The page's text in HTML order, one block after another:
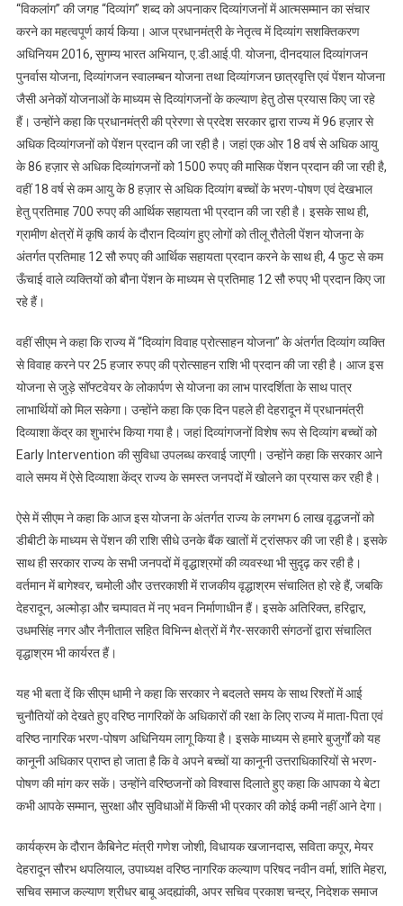
“विकलांग” की जगह “दिव्यांग” शब्द को अपनाकर दिव्यांगजनों में आत्मसम्मान का संचार
करने का महत्वपूर्ण कार्य किया। आज प्रधानमंत्री के नेतृत्व में दिव्यांग सशक्तिकरण
अधिनियम 2016, सुगम्य भारत अभियान, ए.डी.आई.पी. योजना, दीनदयाल दिव्यांगजन
पुनर्वास योजना, दिव्यांगजन स्वालम्बन योजना तथा दिव्यांगजन छात्रवृत्ति एवं पेंशन योजना
जैसी अनेकों योजनाओं के माध्यम से दिव्यांगजनों के कल्याण हेतु ठोस प्रयास किए जा रहे
हैं। उन्होंने कहा कि प्रधानमंत्री की प्रेरणा से प्रदेश सरकार द्वारा राज्य में 96 हज़ार से
अधिक दिव्यांगजनों को पेंशन प्रदान की जा रही है। जहां एक ओर 18 वर्ष से अधिक आयु
के 86 हज़ार से अधिक दिव्यांगजनों को 1500 रुपए की मासिक पेंशन प्रदान की जा रही है,
वहीं 18 वर्ष से कम आयु के 8 हज़ार से अधिक दिव्यांग बच्चों के भरण-पोषण एवं देखभाल
हेतु प्रतिमाह 700 रुपए की आर्थिक सहायता भी प्रदान की जा रही है। इसके साथ ही,
ग्रामीण क्षेत्रों में कृषि कार्य के दौरान दिव्यांग हुए लोगों को तीलू रौतेली पेंशन योजना के
अंतर्गत प्रतिमाह 12 सौ रुपए की आर्थिक सहायता प्रदान करने के साथ ही, 4 फुट से कम
ऊँचाई वाले व्यक्तियों को बौना पेंशन के माध्यम से प्रतिमाह 12 सौ रुपए भी प्रदान किए जा
रहे हैं।
वहीं सीएम ने कहा कि राज्य में “दिव्यांग विवाह प्रोत्साहन योजना” के अंतर्गत दिव्यांग व्यक्ति
से विवाह करने पर 25 हजार रुपए की प्रोत्साहन राशि भी प्रदान की जा रही है। आज इस
योजना से जुड़े सॉफ्टवेयर के लोकार्पण से योजना का लाभ पारदर्शिता के साथ पात्र
लाभार्थियों को मिल सकेगा। उन्होंने कहा कि एक दिन पहले ही देहरादून में प्रधानमंत्री
दिव्याशा केंद्र का शुभारंभ किया गया है। जहां दिव्यांगजनों विशेष रूप से दिव्यांग बच्चों को
Early Intervention की सुविधा उपलब्ध करवाई जाएगी। उन्होंने कहा कि सरकार आने
वाले समय में ऐसे दिव्याशा केंद्र राज्य के समस्त जनपदों में खोलने का प्रयास कर रही है।
ऐसे में सीएम ने कहा कि आज इस योजना के अंतर्गत राज्य के लगभग 6 लाख वृद्धजनों को
डीबीटी के माध्यम से पेंशन की राशि सीधे उनके बैंक खातों में ट्रांसफर की जा रही है। इसके
साथ ही सरकार राज्य के सभी जनपदों में वृद्धाश्रमों की व्यवस्था भी सुदृढ़ कर रही है।
वर्तमान में बागेश्वर, चमोली और उत्तरकाशी में राजकीय वृद्धाश्रम संचालित हो रहे हैं, जबकि
देहरादून, अल्मोड़ा और चम्पावत में नए भवन निर्माणाधीन हैं। इसके अतिरिक्त, हरिद्वार,
उधमसिंह नगर और नैनीताल सहित विभिन्न क्षेत्रों में गैर-सरकारी संगठनों द्वारा संचालित
वृद्धाश्रम भी कार्यरत हैं।
यह भी बता दें कि सीएम धामी ने कहा कि सरकार ने बदलते समय के साथ रिश्तों में आई
चुनौतियों को देखते हुए वरिष्ठ नागरिकों के अधिकारों की रक्षा के लिए राज्य में माता-पिता एवं
वरिष्ठ नागरिक भरण-पोषण अधिनियम लागू किया है। इसके माध्यम से हमारे बुजुर्गों को यह
कानूनी अधिकार प्राप्त हो जाता है कि वे अपने बच्चों या कानूनी उत्तराधिकारियों से भरण-
पोषण की मांग कर सकें। उन्होंने वरिष्ठजनों को विश्वास दिलाते हुए कहा कि आपका ये बेटा
कभी आपके सम्मान, सुरक्षा और सुविधाओं में किसी भी प्रकार की कोई कमी नहीं आने देगा।
कार्यक्रम के दौरान कैबिनेट मंत्री गणेश जोशी, विधायक खजानदास, सविता कपूर, मेयर
देहरादून सौरभ थपलियाल, उपाध्यक्ष वरिष्ठ नागरिक कल्याण परिषद नवीन वर्मा, शांति मेहरा,
सचिव समाज कल्याण श्रीधर बाबू अदह्यांकी, अपर सचिव प्रकाश चन्द्र, निदेशक समाज